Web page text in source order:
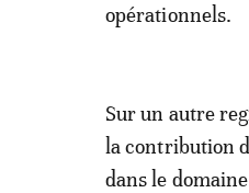
opérationnels.
Sur un autre
la contribution
dans le